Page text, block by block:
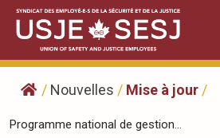
Skip
content
/ Nouvelles / Mise à jour /
Programme national de gestion...